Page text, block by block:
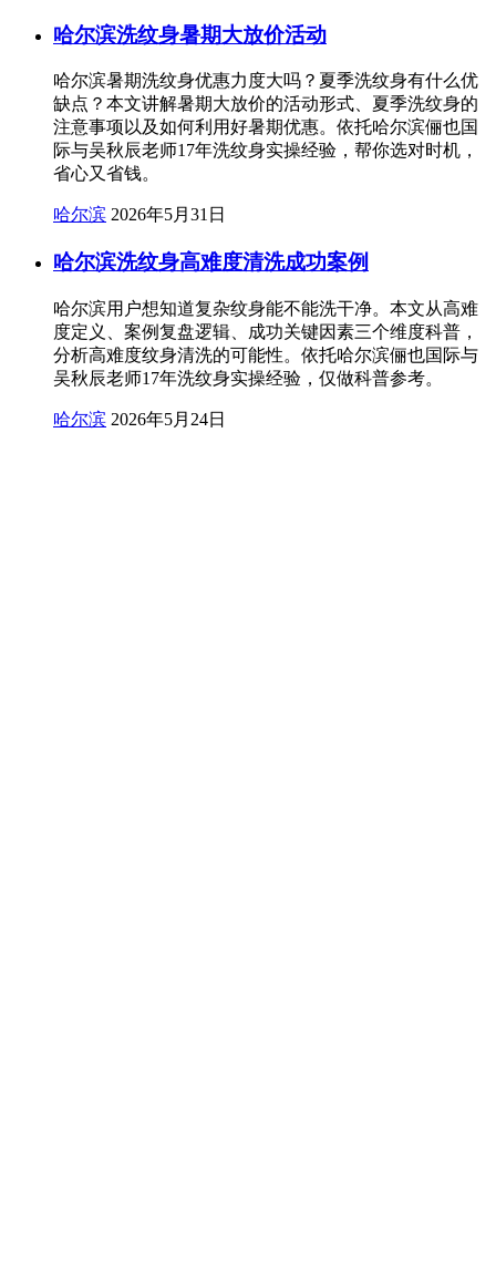
哈尔滨洗纹身暑期大放价活动
哈尔滨暑期洗纹身优惠力度大吗？夏季洗纹身有什么优
缺点？本文讲解暑期大放价的活动形式、夏季洗纹身的
注意事项以及如何利用好暑期优惠。依托哈尔滨俪也国
际与吴秋辰老师17年洗纹身实操经验，帮你选对时机，
省心又省钱。
哈尔滨 2026年5月31日
哈尔滨洗纹身高难度清洗成功案例
哈尔滨用户想知道复杂纹身能不能洗干净。本文从高难
度定义、案例复盘逻辑、成功关键因素三个维度科普，
分析高难度纹身清洗的可能性。依托哈尔滨俪也国际与
吴秋辰老师17年洗纹身实操经验，仅做科普参考。
哈尔滨 2026年5月24日